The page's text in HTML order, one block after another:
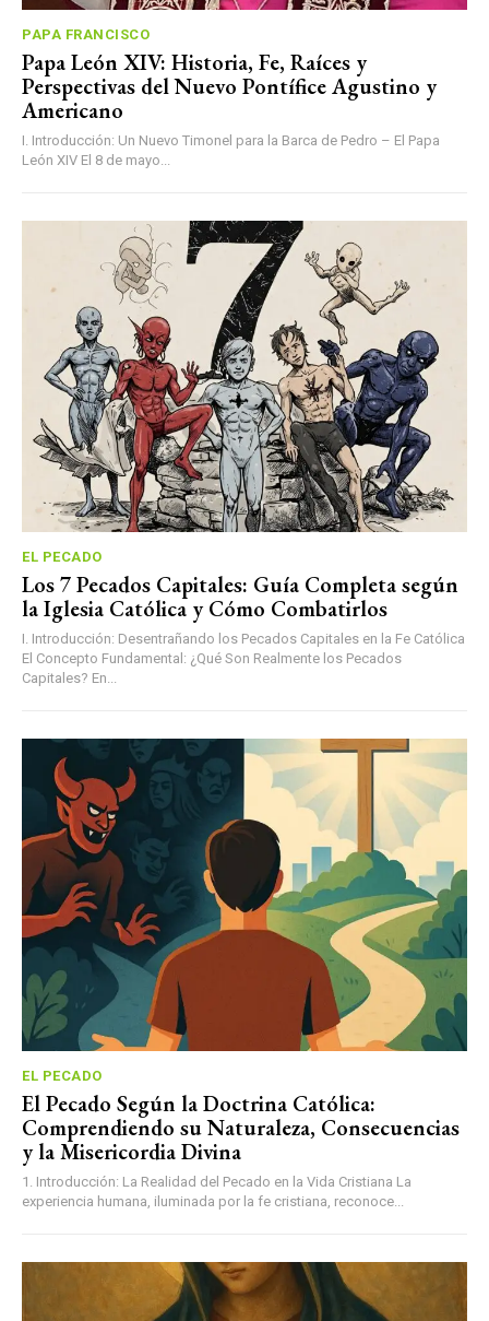
PAPA FRANCISCO
Papa León XIV: Historia, Fe, Raíces y
Perspectivas del Nuevo Pontífice Agustino y
Americano
I. Introducción: Un Nuevo Timonel para la Barca de Pedro – El Papa
León XIV El 8 de mayo...
EL PECADO
Los 7 Pecados Capitales: Guía Completa según
la Iglesia Católica y Cómo Combatirlos
I. Introducción: Desentrañando los Pecados Capitales en la Fe Católica
El Concepto Fundamental: ¿Qué Son Realmente los Pecados
Capitales? En...
EL PECADO
El Pecado Según la Doctrina Católica:
Comprendiendo su Naturaleza, Consecuencias
y la Misericordia Divina
1. Introducción: La Realidad del Pecado en la Vida Cristiana La
experiencia humana, iluminada por la fe cristiana, reconoce...